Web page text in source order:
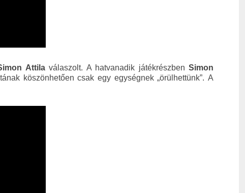
Attilaválaszolt. A hatvanadik játékrészbenSimon
köszönhetően csak egy egységnek „örülhettünk”. A